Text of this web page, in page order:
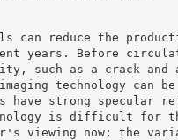
can reduce the
years. Before
such as a crack and
technology can
have strong specular
is difficult for
viewing now; the